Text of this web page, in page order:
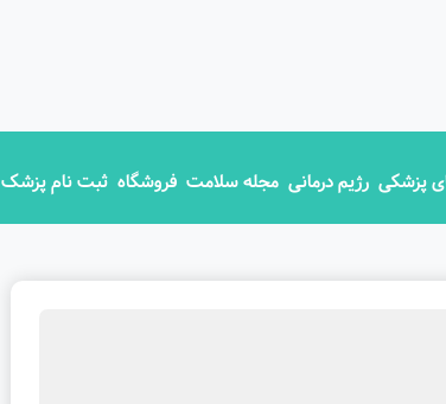
پزشکی رژیم درمانی مجله سلامت فروشگاه ثبت نام پزشک